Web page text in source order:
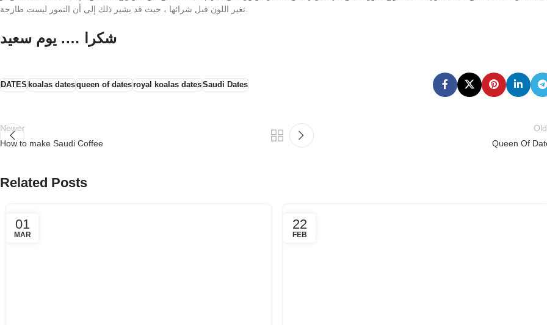
شكرا …. يوم سعيد
DATES koalas datesqueen of datesroyal koalas datesSaudi Dates
Newer
How to make Saudi Coffee
Queen Of
Related Posts
01
MAR
22
FEB